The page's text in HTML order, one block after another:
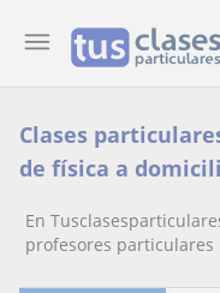
Clases
de física a
En
profesores particulares